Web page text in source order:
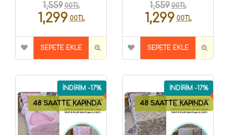
1,559 00TL
1,299 00TL
1,559 00TL
1,299 00TL
48 SAATTE KAPINDA
İNDİRİM -17%
48 SAATTE KAPINDA
İNDİRİM -17%